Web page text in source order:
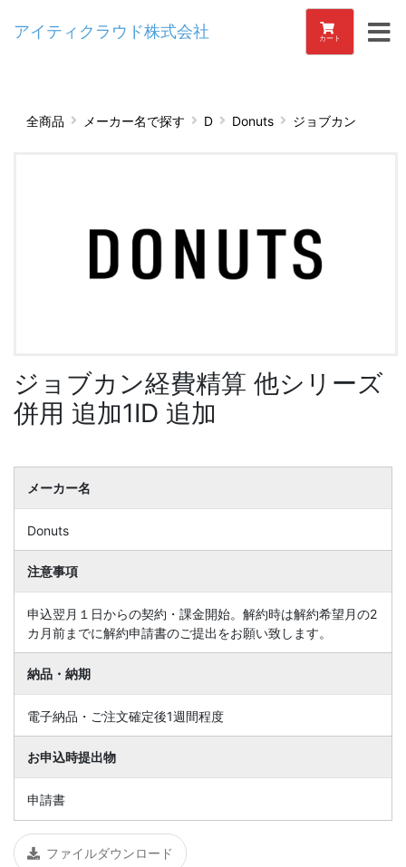
アイティクラウド株式会社 カート
全商品 メーカー名で探す D Donuts ジョブカン
ジョブカン経費精算 他シリーズ
併用 追加1ID 追加
メーカー名
Donuts
注意事項
申込翌月１日からの契約・課金開始。解約時は解約希望月の2
カ月前までに解約申請書のご提出をお願い致します。
納品・納期
電子納品・ご注文確定後1週間程度
お申込時提出物
申請書
ファイルダウンロード